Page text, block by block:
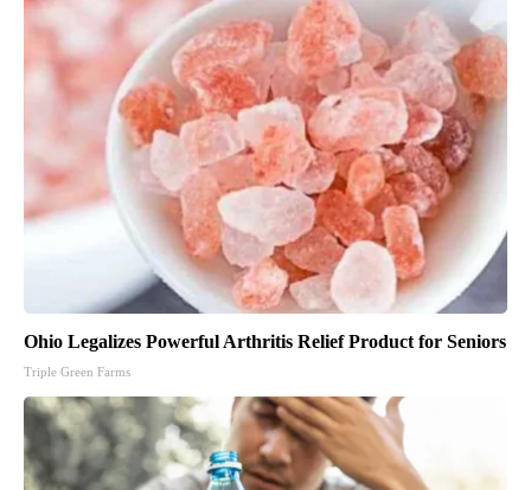
Ohio Legalizes Powerful Arthritis Relief Product for Seniors
Triple Green Farms